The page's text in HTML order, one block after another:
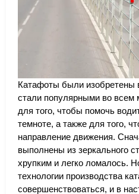
Катафоты были изобретены
стали популярными во
для того, чтобы помочь
темноте, а также для того,
направление движения.
выполнены из зеркального
хрупким и легко ломалось.
технологии производства
совершенствоваться, и в